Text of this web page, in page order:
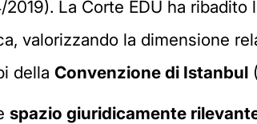
La Corte EDU ha
valorizzando la dimensione
della Convenzione di Istanbul
spazio giuridicamente